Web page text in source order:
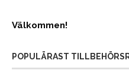
Välkommen!
POPULÄRAST